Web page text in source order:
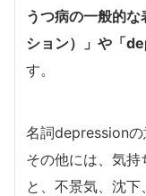
うつ病の一般的
ション）」や「
す。
名詞depressionの
その他には、気持
と、不景気、沈